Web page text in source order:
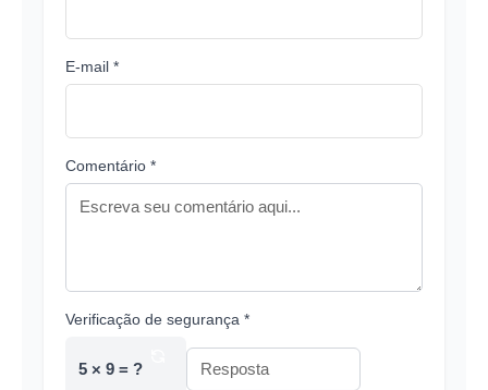
E-mail *
Comentário *
Verificação de segurança *
5 × 9 = ?